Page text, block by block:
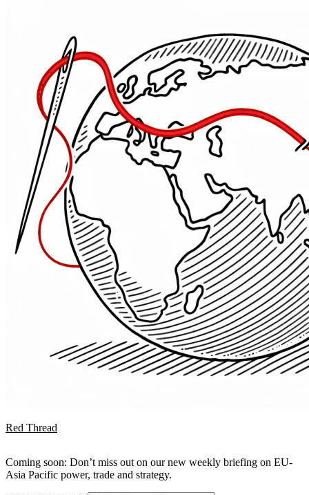
Red Thread
Coming soon: Don’t miss out on our new weekly briefing on EU-
Asia Pacific power, trade and strategy.